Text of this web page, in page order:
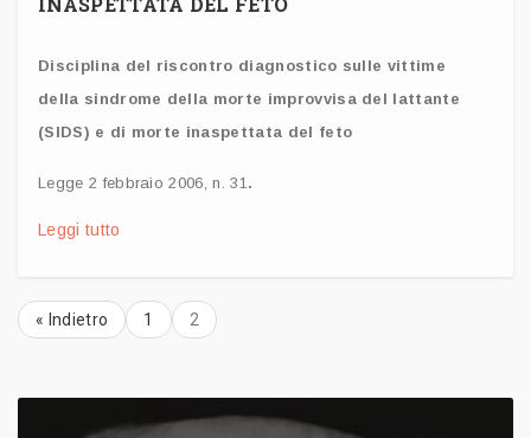
Disciplina del riscontro diagnostico sulle vittime
della sindrome della morte improvvisa del lattante
(SIDS) e di morte inaspettata del feto
Legge 2 febbraio 2006, n. 31.
Leggi tutto
« Indietro 1 2